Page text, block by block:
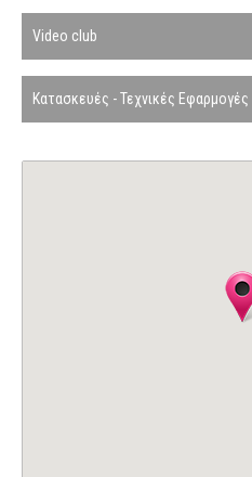
Video club
Κατασκευές - Τεχνικές Εφαρμογές